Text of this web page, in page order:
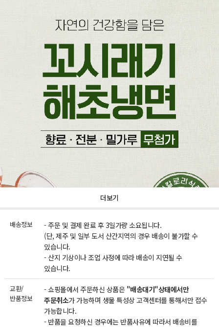
더보기
배송정보
- 주문 및 결제 완료 후 3일가량 소요됩니다.
(단, 제주 및 일부 도서 산간지역의 경우 배송이 불가할 수
있습니다.
- 산지 기상이나 조업 사정에 따라 배송이 지연될 수
있습니다.
교환/
반품정보
- 쇼핑몰에서 주문하신 상품은 "배송대기"상태에서만
주문취소가 가능하며 생물 특성상 고객센터를 통해서만 접수
가능합니다.
- 반품을 요청하신 경우에는 반품사유에 따라서 배송비를